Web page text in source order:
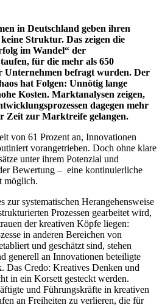
in Deutschland geben ihren
Struktur. Das zeigen die
im Wandel“ der
für die mehr als 650
Unternehmen befragt wurden. Der
hat Folgen: Unnötig lange
Kosten. Marktanalysen zeigen,
dagegen mehr
Zeit zur Marktreife gelangen.
von 61 Prozent an, Innovationen
vorangetrieben. Doch ohne klare
unter ihrem Potenzial und
Bewertung – eine kontinuierliche
möglich.
zur systematischen Herangehensweise
Prozessen gearbeitet wird,
der kreativen Köpfe liegen:
in anderen Bereichen von
und geschätzt sind, stehen
generell an Innovationen beteiligte
Das Credo: Kreatives Denken und
in ein Korsett gesteckt werden.
und Führungskräfte in kreativen
an Freiheiten zu verlieren, die für